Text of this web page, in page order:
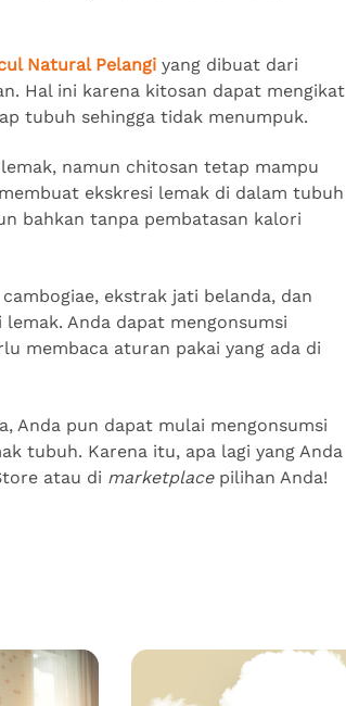
Natural Pelangi yang dibuat dari
Hal ini karena kitosan dapat mengikat
tubuh sehingga tidak menumpuk.
namun chitosan tetap mampu
ekskresi lemak di dalam tubuh
bahkan tanpa pembatasan kalori
ekstrak jati belanda, dan
Anda dapat mengonsumsi
membaca aturan pakai yang ada di
Anda pun dapat mulai mengonsumsi
tubuh. Karena itu, apa lagi yang Anda
atau di marketplacepilihan Anda!